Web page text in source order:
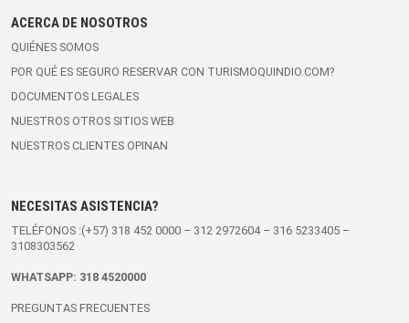
ACERCA DE NOSOTROS
QUIÉNES SOMOS
POR QUÉ ES SEGURO RESERVAR CON TURISMOQUINDIO.COM?
DOCUMENTOS LEGALES
NUESTROS OTROS SITIOS WEB
NUESTROS CLIENTES OPINAN
NECESITAS ASISTENCIA?
TELÉFONOS :(+57) 318 452 0000 – 312 2972604– 316 5233405 –
3108303562
WHATSAPP: 318 4520000
PREGUNTAS FRECUENTES